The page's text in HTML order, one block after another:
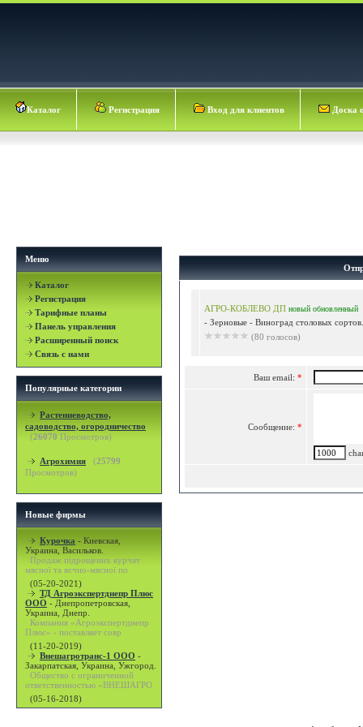
Каталог Регистрация Вход для клиентов Доска
Меню
Каталог
Регистрация
Тарифные планы
Панель управления
Расширенный поиск
Связь с нами
Популярные категории
Растениеводство,
садоводство, огородничество
(26070 Просмотров)
Агрохимия (25799
Просмотров)
Новые фирмы
Курочка - Киевская,
Украина, Васильков.
Продаж підрощених курчат
мясної та яєчно-мясної по
(05-20-2021)
ТД Агроэкспертднепр Плюс
ООО - Днепропетровская,
Украина, Днепр.
Компания «Агроэкспертднепр
Плюс» - поставляет совр
(11-20-2019)
Внешагротранс-1 ООО -
Закарпатская, Украина, Ужгород.
Общество с ограниченной
ответственностью «ВНЕШАГРО
(05-16-2018)
АГРО-КОБЛЕВО ДП новый обновленный
- Зерновые - Виноград столовых
(80 голосов)
Ваш email: *
Сообщение: *